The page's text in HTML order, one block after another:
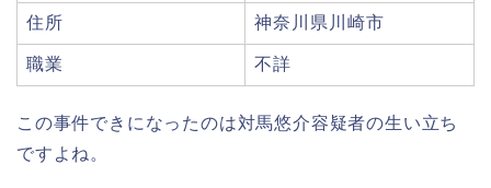
住所 神奈川県川崎市
職業 不詳
この事件できになったのは対馬悠介容疑者の生い立ち
ですよね。